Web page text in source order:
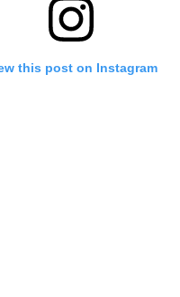
this post on Instagram